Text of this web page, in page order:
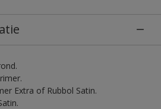
Extra of Rubbol Satin.